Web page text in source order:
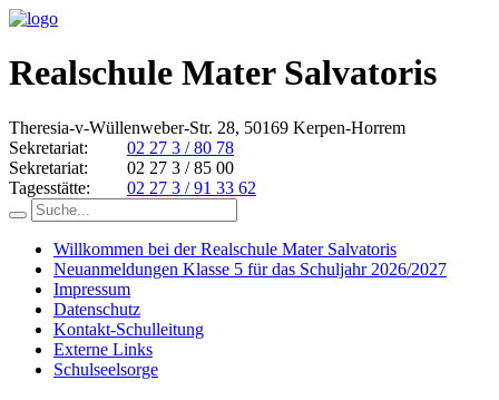
Realschule Mater Salvatoris
Theresia-v-Wüllenweber-Str. 28, 50169 Kerpen-Horrem
Sekretariat:
02 27 3 / 80 78
Sekretariat:
02 27 3 / 85 00
Tagesstätte:
02 27 3 / 91 33 62
Willkommen bei der Realschule Mater Salvatoris
Neuanmeldungen Klasse 5 für das Schuljahr 2026/2027
Impressum
Datenschutz
Kontakt-Schulleitung
Externe Links
Schulseelsorge